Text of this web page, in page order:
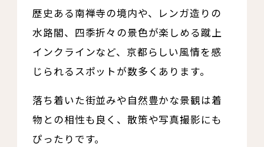
歴史ある南禅寺の境内や、レンガ造りの
水路閣、四季折々の景色が楽しめる蹴上
インクラインなど、京都らしい風情を感
じられるスポットが数多くあります。
落ち着いた街並みや自然豊かな景観は着
物との相性も良く、散策や写真撮影にも
ぴったりです。